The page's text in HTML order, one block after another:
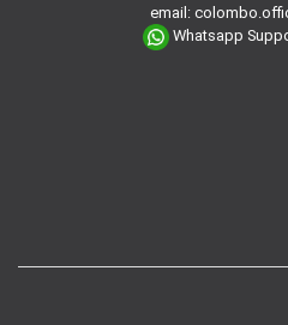
email:
Whatsapp